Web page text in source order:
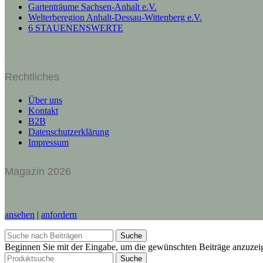
Gartenträume Sachsen-Anhalt e.V.
Welterberegion Anhalt-Dessau-Wittenberg e.V.
6 STAUENENSWERTE
Rechtliches
Über uns
Kontakt
B2B
Datenschutzerklärung
Impressum
Magazin 2026
ansehen | anfordern
Suche
Beginnen Sie mit der Eingabe, um die gewünschten Beiträge
Suche